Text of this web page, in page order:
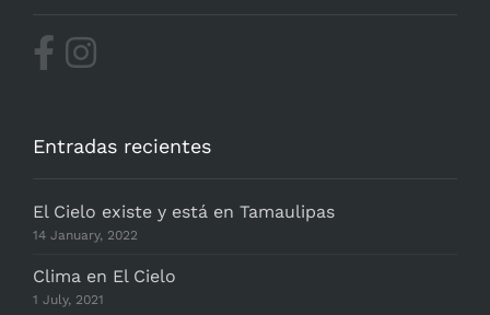
Entradas recientes
El Cielo existe y está en Tamaulipas
14 January, 2022
Clima en El Cielo
1 July, 2021